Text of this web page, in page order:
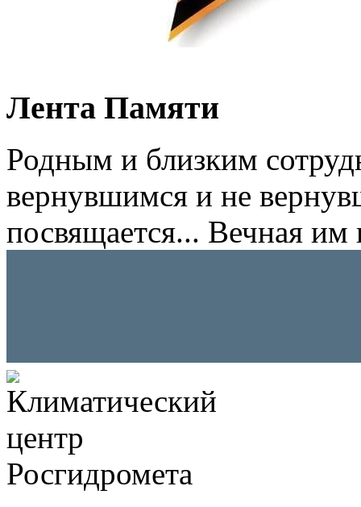
Лента Памяти
Родным и близким
вернувшимся и не
посвящается... Вечная им